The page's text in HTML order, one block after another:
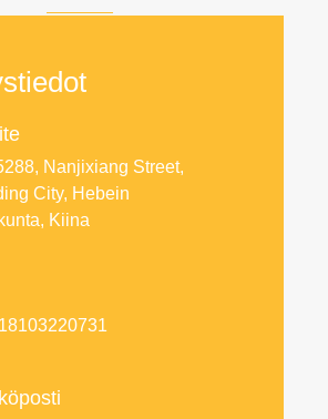
Nanjixiang Street,
City, Hebein
Kiina